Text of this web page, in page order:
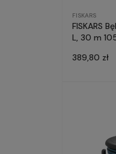
FISKARS
FISKARS
L, 30 m
389,80 zł